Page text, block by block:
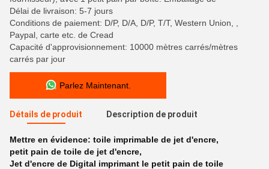
Délai de livraison: 5-7 jours
Conditions de paiement: D/P, D/A, D/P, T/T, Western Union, ,
Paypal, carte etc. de Cread
Capacité d'approvisionnement: 10000 mètres carrés/mètres
carrés par jour
Parlez Maintenant.
Détails de produit Description de produit
Mettre en évidence: toile imprimable de jet d'encre,
petit pain de toile de jet d'encre,
Jet d'encre de Digital imprimant le petit pain de toile